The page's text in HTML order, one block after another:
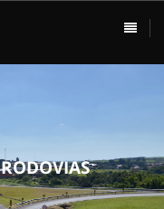
RODOVIAS